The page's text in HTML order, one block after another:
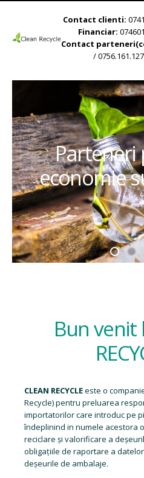
Contact clienti:
Financiar:
Contact
/
Parteneri
economie
Bun venit
CLEAN RECYCLEeste o
Recycle) pentru preluarea
importatorilor care introduc pe
îndeplinind in numele acestora
reciclare și valorificare a
obligațiile de raportare a
deșeurile de ambalaje.